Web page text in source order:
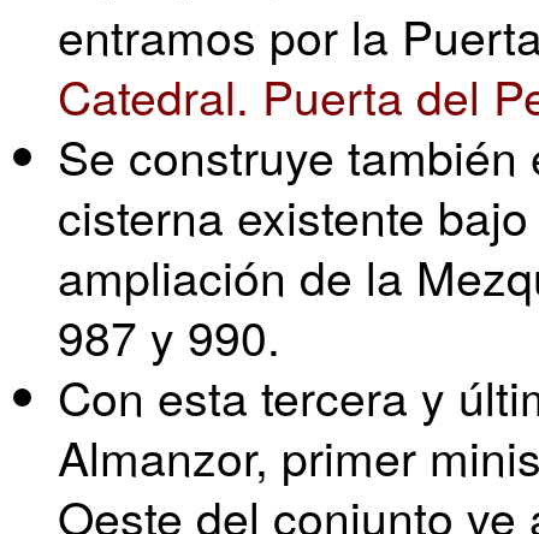
entramos por la
Catedral. Puerta del
Se construye
cisterna existente
ampliación de la
987 y 990.
Con esta tercera y
Almanzor, primer
Oeste del conjunto